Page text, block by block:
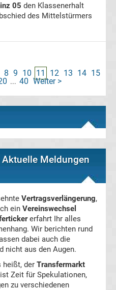
05 den Klassenerhalt
des Mittelstürmers
8 9 10 11 12 13 14 15
... 40 Weiter >
Meldungen
Vertragsverlängerung,
ein Vereinswechsel
erfahrt Ihr alles
Wir berichten rund
dabei auch die
nicht aus den Augen.
heißt, der Transfermarkt
Zeit für Spekulationen,
zu verschiedenen